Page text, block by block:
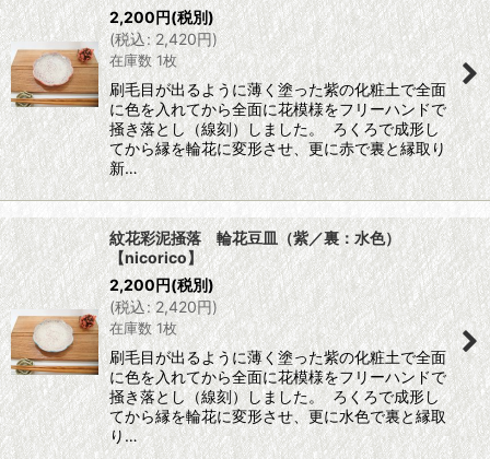
2,200円(税別)
(税込: 2,420円)
在庫数 1枚
刷毛目が出るように薄く塗った紫の化粧土で全面
に色を入れてから全面に花模様をフリーハンドで
掻き落とし（線刻）しました。 ろくろで成形し
てから縁を輪花に変形させ、更に赤で裏と縁取り
新…
紋花彩泥掻落 輪花豆皿（紫／裏：水色）
【nicorico】
2,200円(税別)
(税込: 2,420円)
在庫数 1枚
刷毛目が出るように薄く塗った紫の化粧土で全面
に色を入れてから全面に花模様をフリーハンドで
掻き落とし（線刻）しました。 ろくろで成形し
てから縁を輪花に変形させ、更に水色で裏と縁取
り…